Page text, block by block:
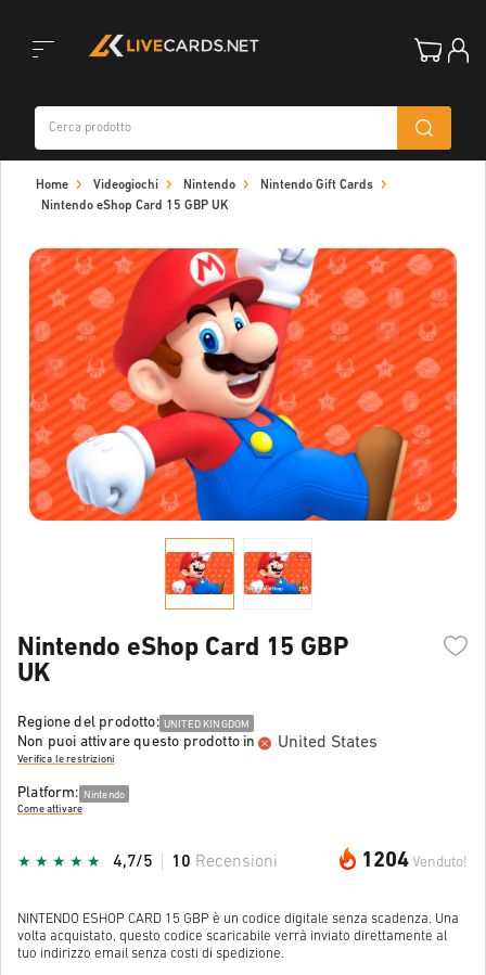
navigation
Home Videogiochi Nintendo
Nintendo Gift Cards
Nintendo eShop Card 15 GBP UK
Nintendo eShop Card 15 GBP
UK
Regione del prodotto: UNITED KINGDOM
Non puoi attivare questo prodotto in United States
Verifica le restrizioni
Platform: Nintendo
Come attivare
1204 Venduto!
4,7/5 10 Recensioni
NINTENDO ESHOP CARD 15 GBP è un codice digitale senza scadenza. Una
volta acquistato, questo codice scaricabile verrà inviato direttamente al
tuo indirizzo email senza costi di spedizione.